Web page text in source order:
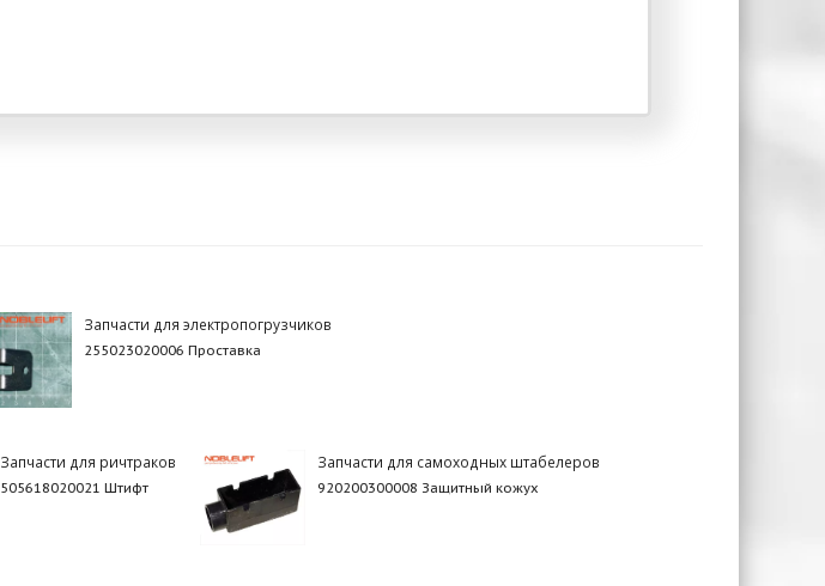
Запчасти для электропогрузчиков
255023020006 Проставка
Запчасти для ричтраков
505618020021 Штифт
Запчасти для самоходных штабелеров
920200300008 Защитный кожух